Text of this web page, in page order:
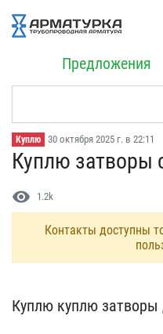
Предложения
Куплю 30 октября 2025 г. в 22:11
Куплю затворы
visibility 1.2k
Контакты доступны
Куплю куплю затворы